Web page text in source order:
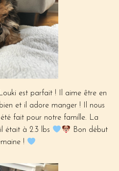
est parfait ! Il aime être en
et il adore manger ! Il nous
fait pour notre famille. La
était à 2.3 lbs
Bon début
!